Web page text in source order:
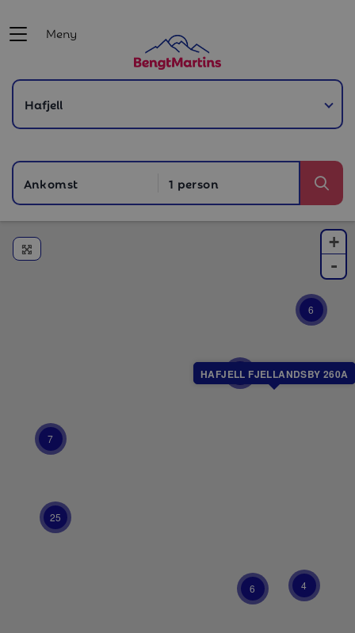
Meny
Ankomst 1 person Sök
Förstora kartan
HAFJELL FJELLANDSBY 260A
6 4
7
25
101
6
+
-